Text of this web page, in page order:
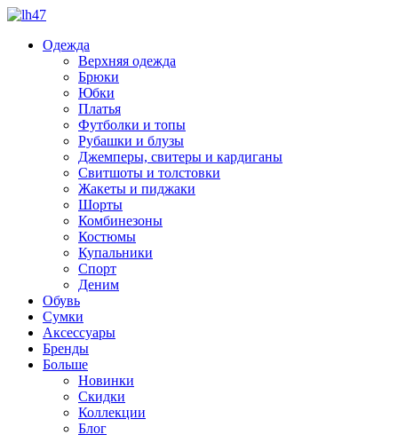
Одежда
Верхняя одежда
Брюки
Юбки
Платья
Футболки и топы
Рубашки и блузы
Джемперы, свитеры и кардиганы
Свитшоты и толстовки
Жакеты и пиджаки
Шорты
Комбинезоны
Костюмы
Купальники
Спорт
Деним
Обувь
Сумки
Аксессуары
Бренды
Больше
Новинки
Скидки
Коллекции
Блог